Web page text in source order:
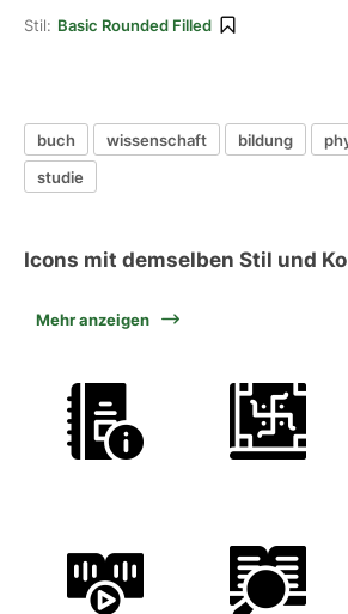
Stil: Basic Rounded Filled
buch wissenschaft bildung
studie
Icons mit demselben Stil und
Mehr anzeigen